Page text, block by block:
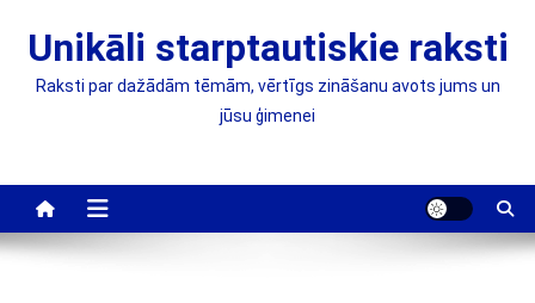
Unikāli starptautiskie raksti
Raksti par dažādām tēmām, vērtīgs zināšanu avots jums un
jūsu ģimenei